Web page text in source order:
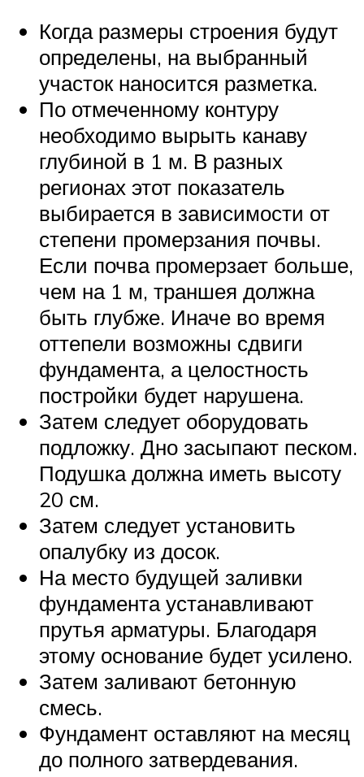
Когда размеры строения будут
определены, на выбранный
участок наносится разметка.
По отмеченному контуру
необходимо вырыть канаву
глубиной в 1 м. В разных
регионах этот показатель
выбирается в зависимости от
степени промерзания почвы.
Если почва промерзает больше,
чем на 1 м, траншея должна
быть глубже. Иначе во время
оттепели возможны сдвиги
фундамента, а целостность
постройки будет нарушена.
Затем следует оборудовать
подложку. Дно засыпают песком.
Подушка должна иметь высоту
20 см.
Затем следует установить
опалубку из досок.
На место будущей заливки
фундамента устанавливают
прутья арматуры. Благодаря
этому основание будет усилено.
Затем заливают бетонную
смесь.
Фундамент оставляют на месяц
до полного затвердевания.